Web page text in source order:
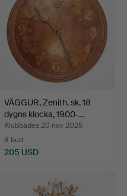
VÄGGUR, Zenith, sk. 18
dygns klocka, 1900-…
Klubbades 20 nov 2025
8 bud
205 USD